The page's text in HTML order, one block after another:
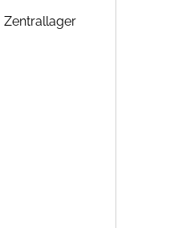
Zentrallager